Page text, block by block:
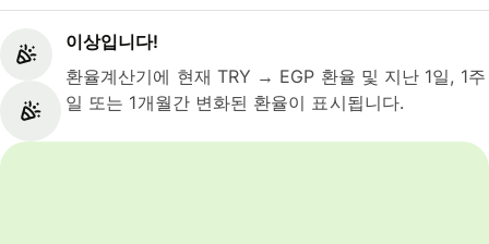
이상입니다!
환율계산기에 현재 TRY → EGP 환율 및 지난 1일, 1주
일 또는 1개월간 변화된 환율이 표시됩니다.